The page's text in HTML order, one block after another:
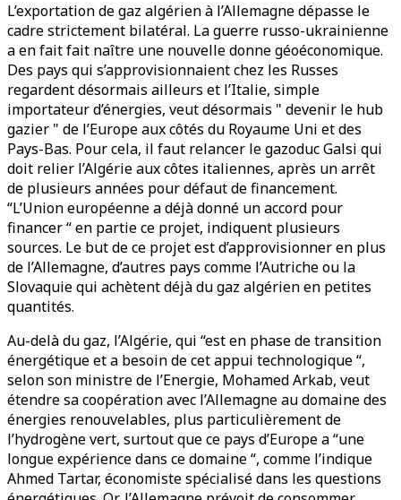
L’exportation de gaz algérien à l’Allemagne dépasse le
cadre strictement bilatéral. La guerre russo-ukrainienne
a en fait fait naître une nouvelle donne géoéconomique.
Des pays qui s’approvisionnaient chez les Russes
regardent désormais ailleurs et l’Italie, simple
importateur d’énergies, veut désormais " devenir le hub
gazier " de l’Europe aux côtés du Royaume Uni et des
Pays-Bas. Pour cela, il faut relancer le gazoduc Galsi qui
doit relier l’Algérie aux côtes italiennes, après un arrêt
de plusieurs années pour défaut de financement.
“L’Union européenne a déjà donné un accord pour
financer “ en partie ce projet, indiquent plusieurs
sources. Le but de ce projet est d’approvisionner en plus
de l’Allemagne, d’autres pays comme l’Autriche ou la
Slovaquie qui achètent déjà du gaz algérien en petites
quantités.
Au-delà du gaz, l’Algérie, qui “est en phase de transition
énergétique et a besoin de cet appui technologique “,
selon son ministre de l’Energie, Mohamed Arkab, veut
étendre sa coopération avec l’Allemagne au domaine des
énergies renouvelables, plus particulièrement de
l’hydrogène vert, surtout que ce pays d’Europe a “une
longue expérience dans ce domaine “, comme l’indique
Ahmed Tartar, économiste spécialisé dans les questions